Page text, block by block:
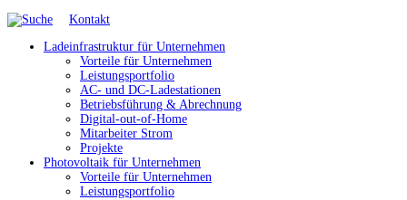
Kontakt
Ladeinfrastruktur für Unternehmen
Vorteile für Unternehmen
Leistungsportfolio
AC- und DC-Ladestationen
Betriebsführung & Abrechnung
Digital-out-of-Home
Mitarbeiter Strom
Projekte
Photovoltaik für Unternehmen
Vorteile für Unternehmen
Leistungsportfolio